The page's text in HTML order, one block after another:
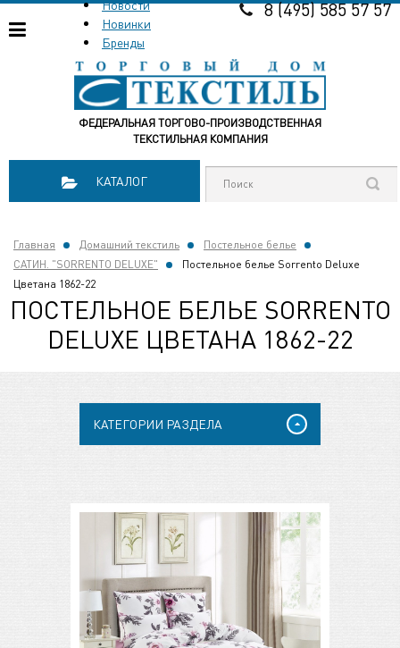
ФЕДЕРАЛЬНАЯ ТОРГОВО-ПРОИЗВОДСТВЕННАЯ
ТЕКСТИЛЬНАЯ КОМПАНИЯ
Новости
Новинки
Бренды
8 (495) 585 57 57
КАТАЛОГ
Главная Домашний текстиль
Постельное белье
САТИН. "SORRENTO DELUXE"
Постельное белье Sorrento Deluxe
Цветана 1862-22
ПОСТЕЛЬНОЕ БЕЛЬЕ SORRENTO
DELUXE ЦВЕТАНА 1862-22
КАТЕГОРИИ РАЗДЕЛА